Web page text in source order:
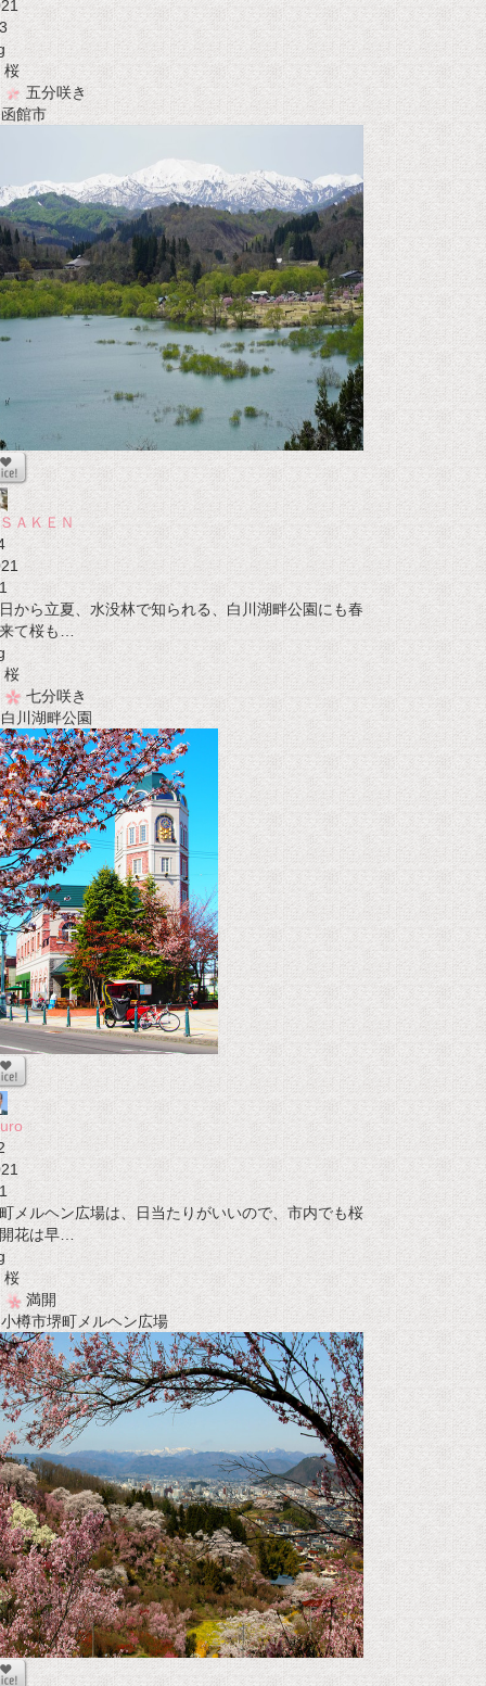
3
桜
五分咲き
館市
ＡＫＥＮ
1
から立夏、水没林で知られる、白川湖畔公園にも春
て桜も…
桜
七分咲き
川湖畔公園
1
メルヘン広場は、日当たりがいいので、市内でも桜
花は早…
桜
満開
樽市堺町メルヘン広場